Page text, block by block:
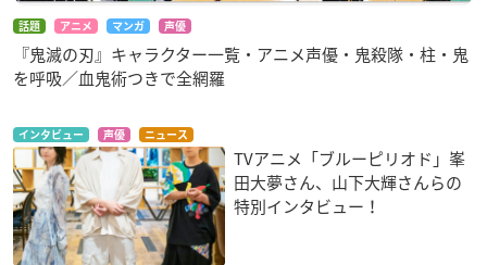
話題 アニメ マンガ 声優
『鬼滅の刃』キャラクター一覧・アニメ声優・鬼殺隊・柱・鬼
を呼吸／血鬼術つきで全網羅
インタビュー 声優 ニュース
TVアニメ「ブルーピリオド」峯
田大夢さん、山下大輝さんらの
特別インタビュー！